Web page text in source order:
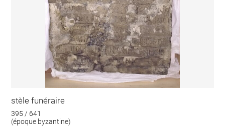
stèle funéraire
395 / 641
(époque byzantine)